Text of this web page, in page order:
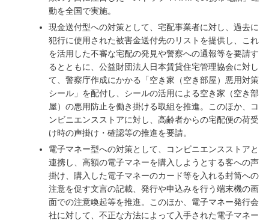
動を全国で実施。
現金送付型への対策として、宅配事業者に対し、過去に
犯行に使用された被害金送付先のリストを提供し、これ
を活用した不審な宅配の発見や警察への通報等を要請す
るとともに、公益財団法人日本賃貸住宅管理協会に対し
て、警察庁作成にかかる「空き家（空き部屋）悪用対策
シール」を配付し、シールの活用による空き家（空き部
屋）の悪用防止を働き掛ける取組を推進。このほか、コ
ンビニエンスストアに対し、高齢者からの宅配便の荷受
け時の声掛け・確認等の推進を要請。
電子マネー型への対策として、コンビニエンスストアと
連携し、高額の電子マネーを購入しようとする客への声
掛け、購入した電子マネーのカード等を入れる封筒への
注意を促す文言の記載、発行や申込みを行う端末機の画
面での注意喚起等を推進。このほか、電子マネー発行会
社に対して、不正な方法によって入手された電子マネー